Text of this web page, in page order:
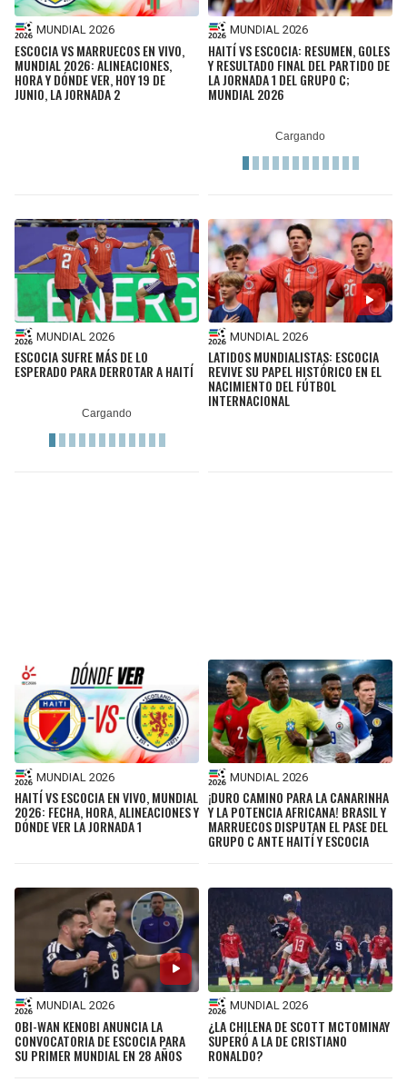
MUNDIAL 2026
ESCOCIA VS MARRUECOS EN VIVO,
MUNDIAL 2026: ALINEACIONES,
HORA Y DÓNDE VER, HOY 19 DE
JUNIO, LA JORNADA 2
MUNDIAL 2026
HAITÍ VS ESCOCIA: RESUMEN, GOLES
Y RESULTADO FINAL DEL PARTIDO DE
LA JORNADA 1 DEL GRUPO C;
MUNDIAL 2026
MUNDIAL 2026
ESCOCIA SUFRE MÁS DE LO
ESPERADO PARA DERROTAR A HAITÍ
MUNDIAL 2026
LATIDOS MUNDIALISTAS: ESCOCIA
REVIVE SU PAPEL HISTÓRICO EN EL
NACIMIENTO DEL FÚTBOL
INTERNACIONAL
MUNDIAL 2026
HAITÍ VS ESCOCIA EN VIVO, MUNDIAL
2026: FECHA, HORA, ALINEACIONES Y
DÓNDE VER LA JORNADA 1
MUNDIAL 2026
¡DURO CAMINO PARA LA CANARINHA
Y LA POTENCIA AFRICANA! BRASIL Y
MARRUECOS DISPUTAN EL PASE DEL
GRUPO C ANTE HAITÍ Y ESCOCIA
MUNDIAL 2026
OBI-WAN KENOBI ANUNCIA LA
CONVOCATORIA DE ESCOCIA PARA
SU PRIMER MUNDIAL EN 28 AÑOS
MUNDIAL 2026
¿LA CHILENA DE SCOTT MCTOMINAY
SUPERÓ A LA DE CRISTIANO
RONALDO?